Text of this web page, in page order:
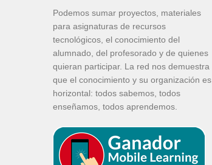
Podemos sumar proyectos, materiales
para asignaturas de recursos
tecnológicos, el conocimiento del
alumnado, del profesorado y de quienes
quieran participar. La red nos demuestra
que el conocimiento y su organización es
horizontal: todos sabemos, todos
enseñamos, todos aprendemos.